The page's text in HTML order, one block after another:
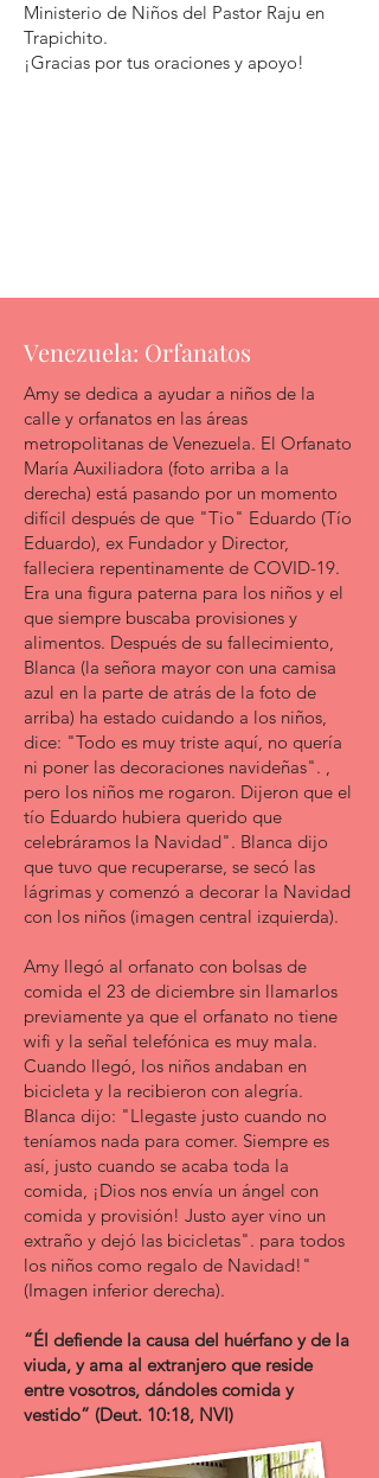
Ministerio de Niños del Pastor Raju en
Trapichito.
¡Gracias por tus oraciones y apoyo!
Venezuela: Orfanatos
Amy se dedica a ayudar a niños de la
calle y orfanatos en las áreas
metropolitanas de Venezuela. El Orfanato
María Auxiliadora (foto arriba a la
derecha) está pasando por un momento
difícil después de que "Tio" Eduardo (Tío
Eduardo), ex Fundador y Director,
falleciera repentinamente de COVID-19.
Era una figura paterna para los niños y el
que siempre buscaba provisiones y
alimentos. Después de su fallecimiento,
Blanca (la señora mayor con una camisa
azul en la parte de atrás de la foto de
arriba) ha estado cuidando a los niños,
dice: "Todo es muy triste aquí, no quería
ni poner las decoraciones navideñas". ,
pero los niños me rogaron. Dijeron que el
tío Eduardo hubiera querido que
celebráramos la Navidad". Blanca dijo
que tuvo que recuperarse, se secó las
lágrimas y comenzó a decorar la Navidad
con los niños (imagen central izquierda).
Amy llegó al orfanato con bolsas de
comida el 23 de diciembre sin llamarlos
previamente ya que el orfanato no tiene
wifi y la señal telefónica es muy mala.
Cuando llegó, los niños andaban en
bicicleta y la recibieron con alegría.
Blanca dijo: "Llegaste justo cuando no
teníamos nada para comer. Siempre es
así, justo cuando se acaba toda la
comida, ¡Dios nos envía un ángel con
comida y provisión! Justo ayer vino un
extraño y dejó las bicicletas". para todos
los niños como regalo de Navidad!"
(Imagen inferior derecha).
“Él defiende la causa del huérfano y de la
viuda, y ama al extranjero que reside
entre vosotros, dándoles comida y
vestido” (Deut. 10:18, NVI)